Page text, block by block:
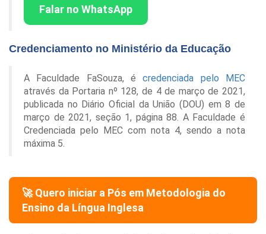
Falar no WhatsApp
Credenciamento no Ministério da Educação
A Faculdade FaSouza, écredenciada pelo MEC
através da Portaria nº 128, de 4 de março de 2021,
publicada no Diário Oficial da União (DOU) em 8 de
março de 2021, seção 1, página 88. A Faculdade é
Credenciada pelo MEC com nota 4, sendo a nota
máxima 5.
🚀 Quero iniciar a Pós em Metodologia do
Ensino da Língua Inglesa